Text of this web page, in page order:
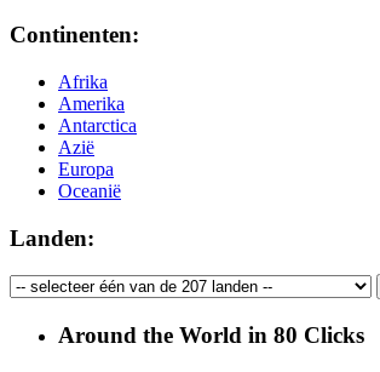
Continenten:
Afrika
Amerika
Antarctica
Azië
Europa
Oceanië
Landen:
Around the World in 80 Clicks